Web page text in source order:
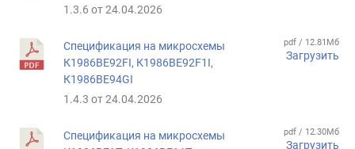
1.3.6 от 24.04.2026
Спецификация на микросхемы
К1986ВЕ92FI, К1986ВЕ92F1I,
К1986ВЕ94GI
1.4.3 от 24.04.2026
pdf / 12.81Мб
Загрузить
Спецификация на микросхемы
pdf / 12.30Мб
Загрузить